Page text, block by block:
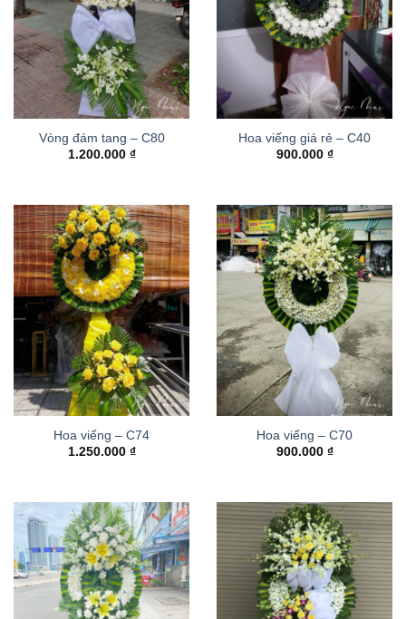
Vòng đám tang – C80
1.200.000 ₫
Hoa viếng giá rẻ – C40
900.000 ₫
Hoa viếng – C74
1.250.000 ₫
Hoa viếng – C70
900.000 ₫